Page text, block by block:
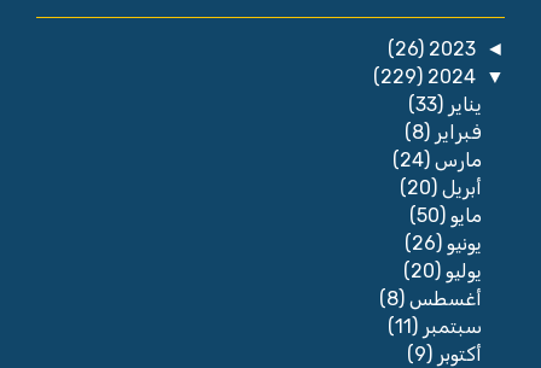
◄
2023
(26)
▼
2024
(229)
يناير(33)
فبراير(8)
مارس(24)
أبريل(20)
مايو(50)
يونيو(26)
يوليو(20)
أغسطس(8)
سبتمبر(11)
أكتوبر(9)